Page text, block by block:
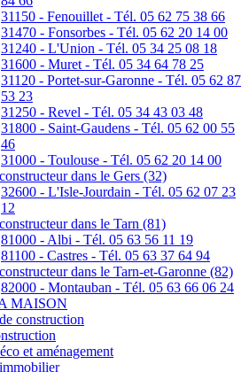
31150 - Fenouillet - Tél. 05 62 75 38 66
31470 - Fonsorbes - Tél. 05 62 20 14 00
31240 - L'Union - Tél. 05 34 25 08 18
31600 - Muret - Tél. 05 34 64 78 25
31120 - Portet-sur-Garonne - Tél. 05 62 87
53 23
31250 - Revel - Tél. 05 34 43 03 48
31800 - Saint-Gaudens - Tél. 05 62 00 55
46
31000 - Toulouse - Tél. 05 62 20 14 00
dans le Gers (32)
32600 - L'Isle-Jourdain - Tél. 05 62 07 23
12
dans le Tarn (81)
81000 - Albi - Tél. 05 63 56 11 19
81100 - Castres - Tél. 05 63 37 64 94
dans le Tarn-et-Garonne (82)
82000 - Montauban - Tél. 05 63 66 06 24
MAISON
construction
et aménagement